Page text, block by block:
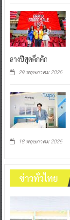
ลางปีสุดคึกคัก
29 พฤษภาคม 2026
18 พฤษภาคม 2026
ข่าวทั่วไทย